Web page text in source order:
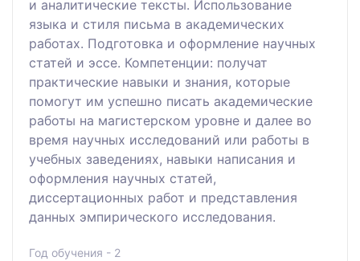
и аналитические тексты. Использование
языка и стиля письма в академических
работах. Подготовка и оформление научных
статей и эссе. Компетенции: получат
практические навыки и знания, которые
помогут им успешно писать академические
работы на магистерском уровне и далее во
время научных исследований или работы в
учебных заведениях, навыки написания и
оформления научных статей,
диссертационных работ и представления
данных эмпирического исследования.
Год обучения - 2